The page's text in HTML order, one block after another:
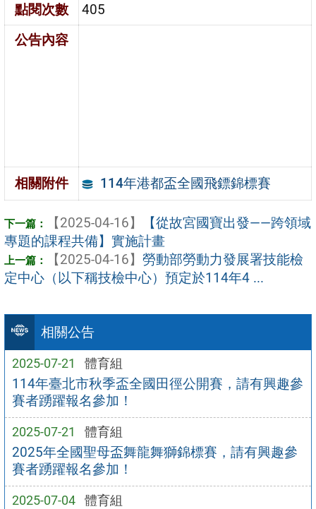
相關公告
2025-07-21 體育組
114年臺北市秋季盃全國田徑公開賽，請有興趣參
賽者踴躍報名參加！
2025-07-21 體育組
2025年全國聖母盃舞龍舞獅錦標賽，請有興趣參
賽者踴躍報名參加！
2025-07-04 體育組
點閱次數
405
公告內容
相關附件 114年港都盃全國飛鏢錦標賽
【2025-04-16】
【從故宮國寶出發——跨領域
專題的課程共備】實施計畫
【2025-04-16】 勞動部勞動力發展署技能檢
定中心（以下稱技檢中心）預定於114年4 ...